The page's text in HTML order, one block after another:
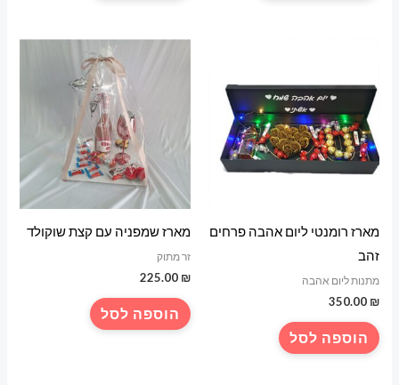
ניתן
לבחור
את
האפשרויות
מארז רומנטי ליום אהבה פרחים
זהב
מתנות ליום אהבה
350.00 ₪
הוספה לסל
מארז שמפניה עם קצת שוקולד
זר מתוק
225.00 ₪
הוספה לסל